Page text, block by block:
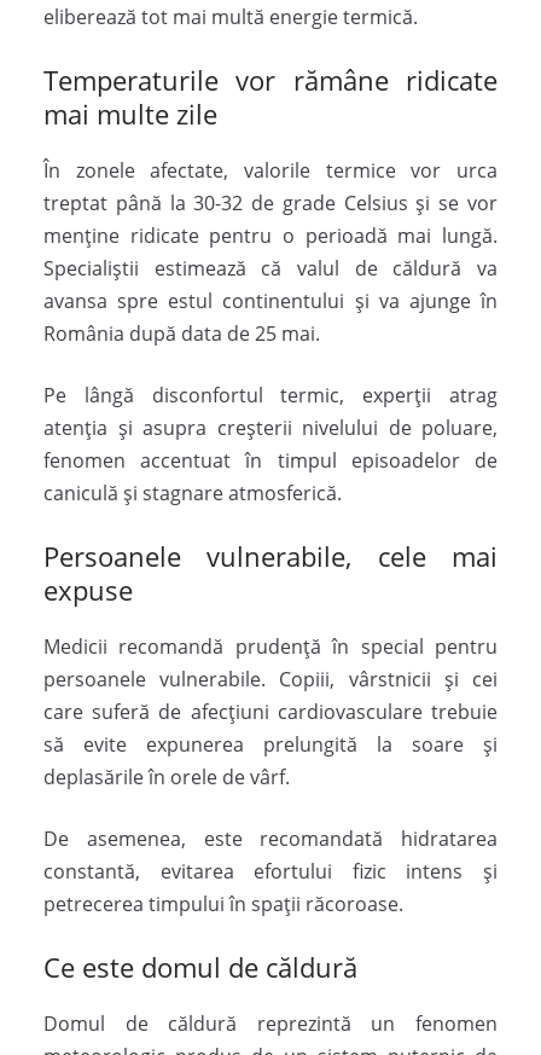
eliberează tot mai multă energie termică.
Temperaturile vor rămâne ridicate
mai multe zile
În zonele afectate, valorile termice vor urca
treptat până la 30-32 de grade Celsius și se vor
menține ridicate pentru o perioadă mai lungă.
Specialiștii estimează că valul de căldură va
avansa spre estul continentului și va ajunge în
România după data de 25 mai.
Pe lângă disconfortul termic, experții atrag
atenția și asupra creșterii nivelului de poluare,
fenomen accentuat în timpul episoadelor de
caniculă și stagnare atmosferică.
Persoanele vulnerabile, cele mai
expuse
Medicii recomandă prudență în special pentru
persoanele vulnerabile. Copiii, vârstnicii și cei
care suferă de afecțiuni cardiovasculare trebuie
să evite expunerea prelungită la soare și
deplasările în orele de vârf.
De asemenea, este recomandată hidratarea
constantă, evitarea efortului fizic intens și
petrecerea timpului în spații răcoroase.
Ce este domul de căldură
Domul de căldură reprezintă un fenomen